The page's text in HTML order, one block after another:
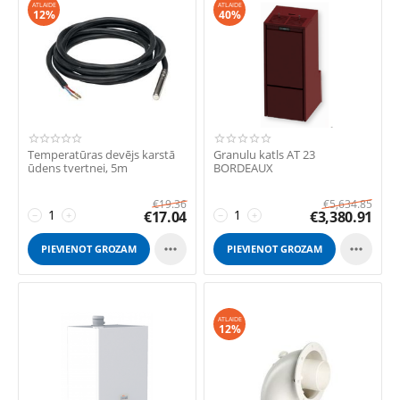
ATLAIDE
12%
Temperatūras devējs karstā
ūdens tvertnei, 5m
+
−
€19.36
€17.04
PIEVIENOT GROZAM 
ATLAIDE
40%
Granulu katls AT 23
BORDEAUX
+
−
€5,634.85
€3,380.91
PIEVIENOT GROZAM 
ATLAIDE
12%